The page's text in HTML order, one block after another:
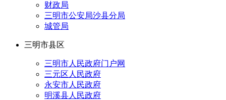
财政局
三明市公安局沙县分局
城管局
三明市县区
三明市人民政府门户网
三元区人民政府
永安市人民政府
明溪县人民政府